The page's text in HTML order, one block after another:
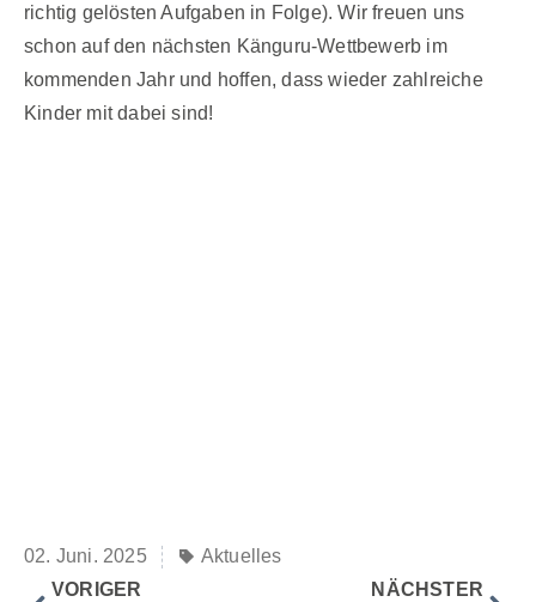
richtig gelösten Aufgaben in Folge). Wir freuen uns
schon auf den nächsten Känguru-Wettbewerb im
kommenden Jahr und hoffen, dass wieder zahlreiche
Kinder mit dabei sind!
02. Juni. 2025
Aktuelles
VORIGER
NÄCHSTER